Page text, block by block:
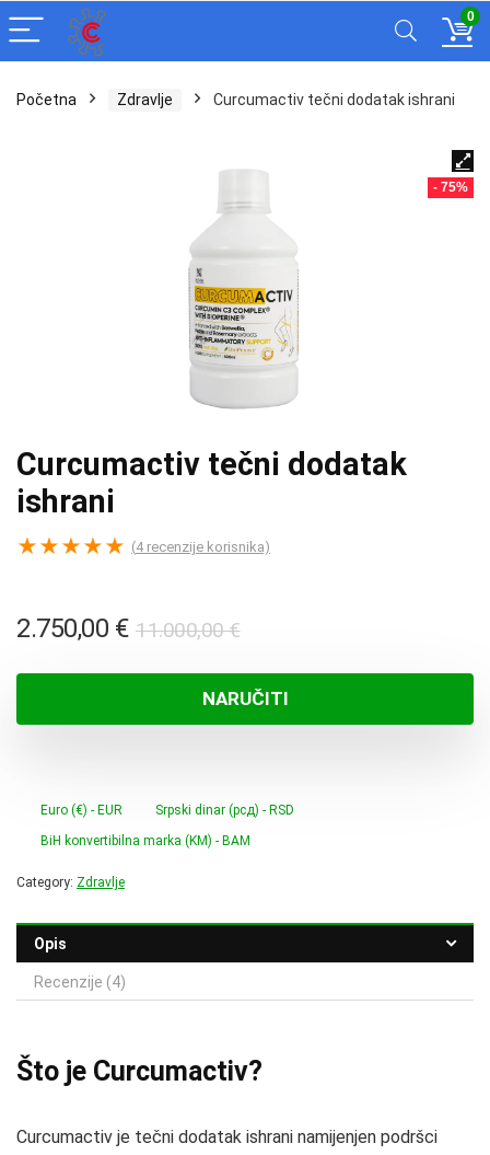
0
Početna Zdravlje Curcumactiv tečni dodatak ishrani
- 75%
Curcumactiv tečni dodatak
ishrani
★★★★★ (4recenzije korisnika)
11.000,00€Izvorna
bila
je:
2.750,00 €
Trenutna
je:
2.750,00 €.
NARUČITI
Euro (€) - EUR
Srpski dinar (рсд) - RSD
BiH konvertibilna marka (KM) - BAM
Category: Zdravlje
Opis
Recenzije (4)
Što je Curcumactiv?
Curcumactiv je tečni dodatak ishrani namijenjen podršci